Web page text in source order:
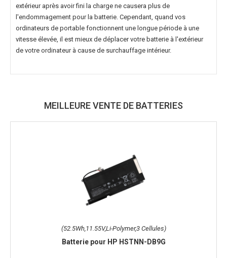
extérieur après avoir fini la charge ne causera plus de
l'endommagement pour la batterie. Cependant, quand vos
ordinateurs de portable fonctionnent une longue période à une
vitesse élevée, il est mieux de déplacer votre batterie à l'extérieur
de votre ordinateur à cause de surchauffage intérieur.
MEILLEURE VENTE DE BATTERIES
(52.5Wh,11.55V,Li-Polymer,3 Cellules)
Batterie pour HP HSTNN-DB9G